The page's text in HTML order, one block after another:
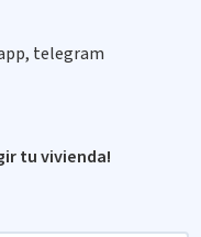
telegram
tu vivienda!